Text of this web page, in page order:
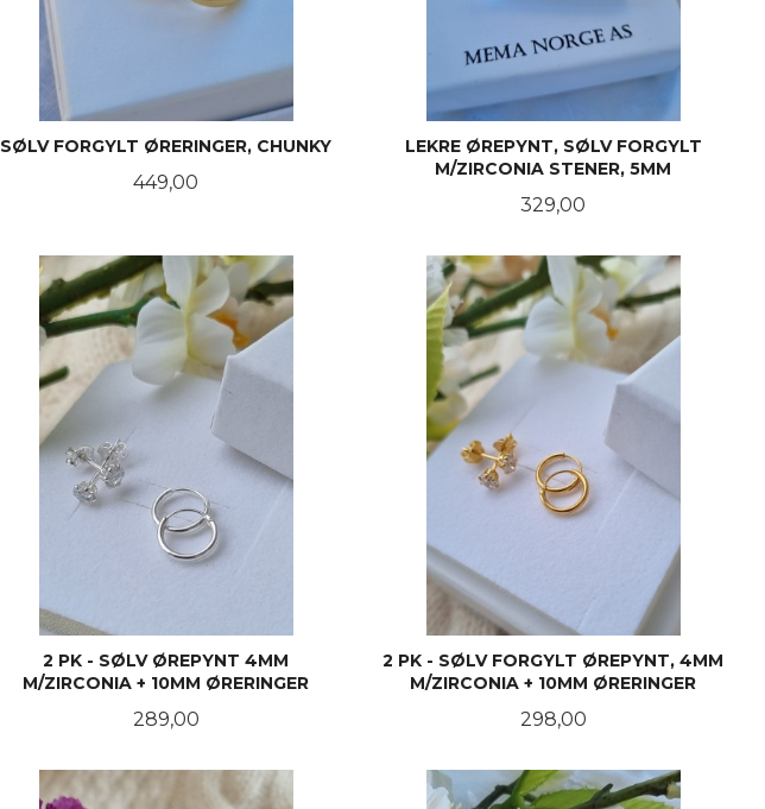
SØLV FORGYLT ØRERINGER, CHUNKY
Pris
449,00
KJØP
LEKRE ØREPYNT, SØLV FORGYLT
M/ZIRCONIA STENER, 5MM
Pris
329,00
KJØP
2 PK - SØLV ØREPYNT 4MM
M/ZIRCONIA + 10MM ØRERINGER
Pris
289,00
2 PK - SØLV FORGYLT ØREPYNT, 4MM
M/ZIRCONIA + 10MM ØRERINGER
Pris
298,00
KJØP